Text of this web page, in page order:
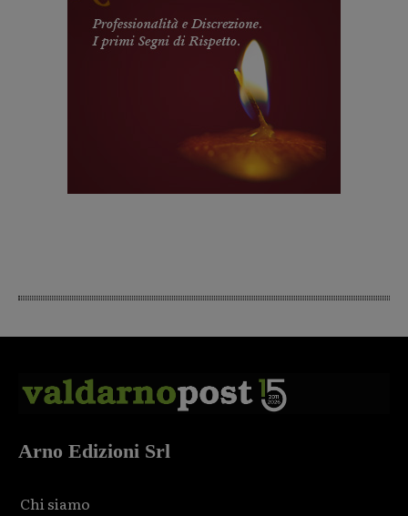
Arno Edizioni Srl
Chi siamo